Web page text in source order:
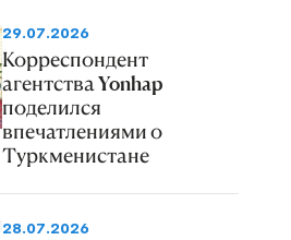
29.07.2026
Корреспондент
агентства Yonhap
поделился
впечатлениями о
Туркменистане
28.07.2026